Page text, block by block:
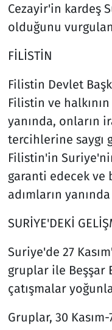
Cezayir'in kardeş
olduğunu
FİLİSTİN
Filistin Devlet
Filistin ve
yanında, onların
tercihlerine saygı
Filistin'in
garanti edecek ve
adımların
SURİYE'DEKİ
Suriye'de 27
gruplar ile Beşşar
çatışmalar
Gruplar, 30